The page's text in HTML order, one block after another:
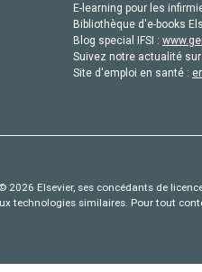
E-learning pour les
Bibliothèque d'e-books
Blog special IFSI :
Suivez notre actualité
Site d'emploi en santé :
2026 Elsevier, ses concédants de
technologies similaires. Pour tout